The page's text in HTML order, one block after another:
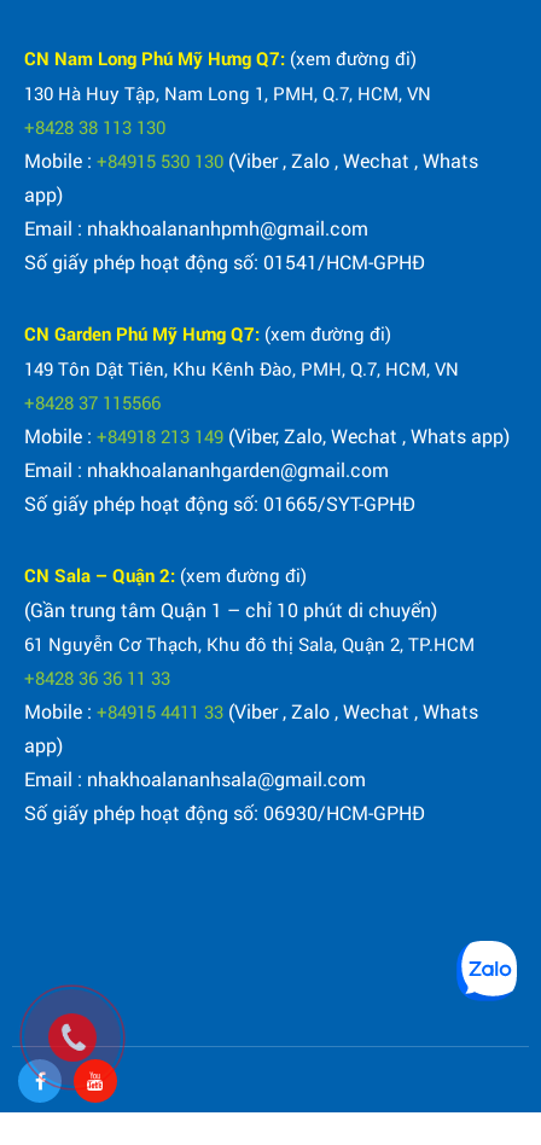
CN Nam Long Phú Mỹ Hưng Q7: (xem đường đi)
130 Hà Huy Tập, Nam Long 1, PMH, Q.7, HCM, VN
+8428 38 113 130
Mobile : +84915 530 130 (Viber , Zalo , Wechat , Whats
app)
Email : nhakhoalananhpmh@gmail.com
Số giấy phép hoạt động số: 01541/HCM-GPHĐ
CN Garden Phú Mỹ Hưng Q7: (xem đường đi)
149 Tôn Dật Tiên, Khu Kênh Đào, PMH, Q.7, HCM, VN
+8428 37 115566
Mobile : +84918 213 149 (Viber, Zalo, Wechat , Whats app)
Email : nhakhoalananhgarden@gmail.com
Số giấy phép hoạt động số: 01665/SYT-GPHĐ
CN Sala – Quận 2: (xem đường đi)
(Gần trung tâm Quận 1 – chỉ 10 phút di chuyển)
61 Nguyễn Cơ Thạch, Khu đô thị Sala, Quận 2, TP.HCM
+8428 36 36 11 33
Mobile : +84915 4411 33 (Viber , Zalo , Wechat , Whats
app)
Email : nhakhoalananhsala@gmail.com
Số giấy phép hoạt động số: 06930/HCM-GPHĐ